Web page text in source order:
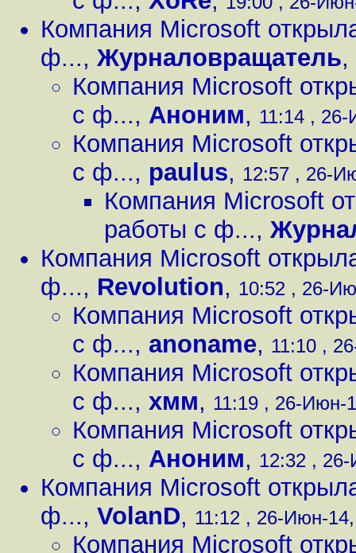
Компания Microsoft
ф..., Журналовращатель,
Компания Microsoft
с ф..., Аноним, 11:14 ,
Компания Microsoft
с ф..., paulus, 12:57 , 26-
Компания Microsoft
работы с ф...,
Компания Microsoft
ф..., Revolution, 10:52 , 26-
Компания Microsoft
с ф..., anoname, 11:10 ,
Компания Microsoft
с ф..., хмм, 11:19 , 26-Июн-
Компания Microsoft
с ф..., Аноним, 12:32 ,
Компания Microsoft
ф..., VolanD, 11:12 , 26-Июн-
Компания Microsoft